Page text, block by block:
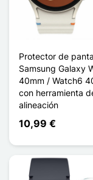
Protector de
Samsung Galaxy
40mm / Watch6
con herramienta
alineación
10,99 €